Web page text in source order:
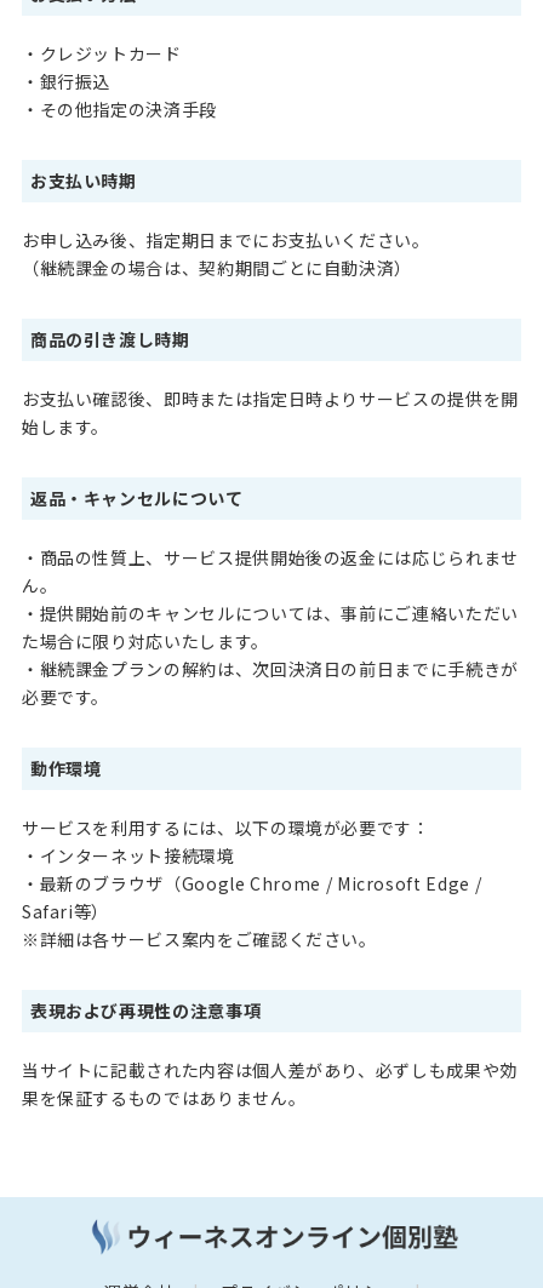
・クレジットカード
・銀行振込
・その他指定の決済手段
お支払い時期
お申し込み後、指定期日までにお支払いください。
（継続課金の場合は、契約期間ごとに自動決済）
商品の引き渡し時期
お支払い確認後、即時または指定日時よりサービスの提供を開
始します。
返品・キャンセルについて
・商品の性質上、サービス提供開始後の返金には応じられませ
ん。
・提供開始前のキャンセルについては、事前にご連絡いただい
た場合に限り対応いたします。
・継続課金プランの解約は、次回決済日の前日までに手続きが
必要です。
動作環境
サービスを利用するには、以下の環境が必要です：
・インターネット接続環境
・最新のブラウザ（Google Chrome / Microsoft Edge /
Safari等）
※詳細は各サービス案内をご確認ください。
表現および再現性の注意事項
当サイトに記載された内容は個人差があり、必ずしも成果や効
果を保証するものではありません。